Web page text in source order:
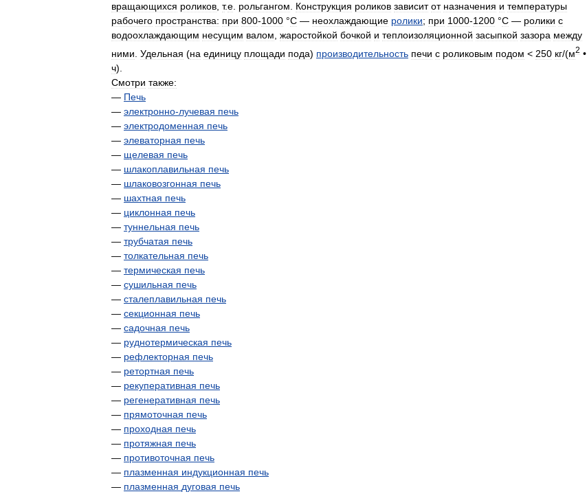
вращающихся роликов т.е рольгангом Конструкция роликов зависит от назначения и температуры
рабочего пространства: при 800-1000 °С — неохлаждающие ролики; при 1000-1200 °С — ролики с
водоохлаждающим несущим валом жаростойкой бочкой и теплоизоляционной засыпкой зазора между
ними Удельная (на единицу площади пода) производительность печи с роликовым подом < 250 кг/(м2 •
ч).
Смотри также:
— Печь
— электронно-лучевая печь
— электродоменная печь
— элеваторная печь
— щелевая печь
— шлакоплавильная печь
— шлаковозгонная печь
— шахтная печь
— циклонная печь
— туннельная печь
— трубчатая печь
— толкательная печь
— термическая печь
— сушильная печь
— сталеплавильная печь
— секционная печь
— садочная печь
— руднотермическая печь
— рефлекторная печь
— ретортная печь
— рекуперативная печь
— регенеративная печь
— прямоточная печь
— проходная печь
— протяжная печь
— противоточная печь
— плазменная индукционная печь
— плазменная дуговая печь